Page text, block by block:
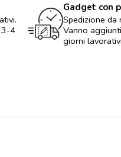
3-4
Gadget con
Spedizione
Vanno
giorni